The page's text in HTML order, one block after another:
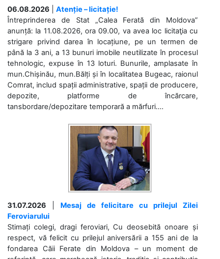
06.08.2026
Atenție – licitație!
Întreprinderea de Stat „Calea Ferată din Moldova”
anunță: la 11.08.2026, ora 09.00, va avea loc licitaţia cu
strigare privind darea în locațiune, pe un termen de
până la 3 ani, a 13 bunuri imobile neutilizate în procesul
tehnologic, expuse în 13 loturi. Bunurile, amplasate în
mun.Chișinău, mun.Bălți și în localitatea Bugeac, raionul
Comrat, includ spații administrative, spații de producere,
depozite, platforme de încărcare,
tansbordare/depozitare temporară a mărfuri....
31.07.2026
Mesaj de felicitare cu prilejul Zilei
Feroviarului
Stimați colegi, dragi feroviari, Cu deosebită onoare și
respect, vă felicit cu prilejul aniversării a 155 ani de la
fondarea Căii Ferate din Moldova – un moment de